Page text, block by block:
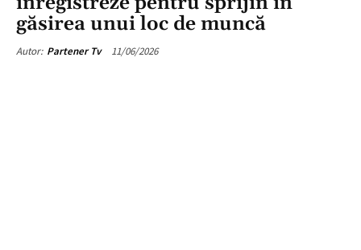
găsirea unui loc de muncă
Autor: Partener Tv 11/06/2026